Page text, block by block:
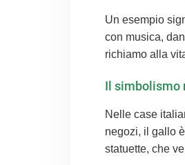
Un esempio
con musica,
richiamo alla
Il simbolismo
Nelle case
negozi, il gallo
statuette, che